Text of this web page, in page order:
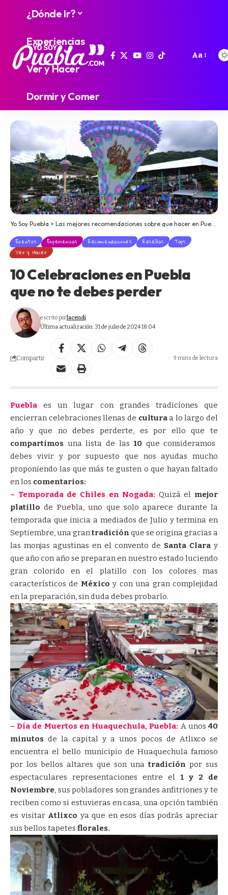
¿Dónde Ir?
Experiencias
Ver y Hacer
Dormir y Comer
Aa
Yo Soy Puebla > Las mejores recomendaciones sobre que hacer en Puebla
Eventos Experiencias Recomendaciones Reseñas
Tops
Ver y Hacer
10 Celebraciones en Puebla
que no te debes perder
Última actualización: 31 de julio de 2024 18:04
escrito porlacendi
Compartir 9 mins de lectura
Puebla es un lugar con grandes tradiciones que
encierran celebraciones llenas de culturaa lo largo del
año y que no debes perderte, es por ello que te
compartimos una lista de las10 que consideramos
debes vivir y por supuesto que nos ayudas mucho
proponiendo las que más te gusten o que hayan faltado
en los comentarios:
– Temporada de Chiles en Nogada: Quizá el mejor
platillo de Puebla, uno que solo aparece durante la
temporada que inicia a mediados de Julio y termina en
Septiembre, una grantradición que se origina gracias a
las monjas agustinas en el convento de Santa Clara y
que año con año se preparan en nuestro estado luciendo
gran colorido en el platillo con los colores mas
característicos de México y con una gran complejidad
en la preparación, sin duda debes probarlo.
– Día de Muertos en Huaquechula, Puebla: A unos40
minutos de la capital y a unos pocos de Atlixco se
encuentra el bello municipio de Huaquechula famoso
por los bellos altares que son unatradición por sus
espectaculares representaciones entre el 1 y 2 de
Noviembre, sus pobladores son grandes anfitriones y te
reciben como si estuvieras en casa, una opción también
es visitar Atlixco ya que en esos días podrás apreciar
sus bellos tapetes florales.